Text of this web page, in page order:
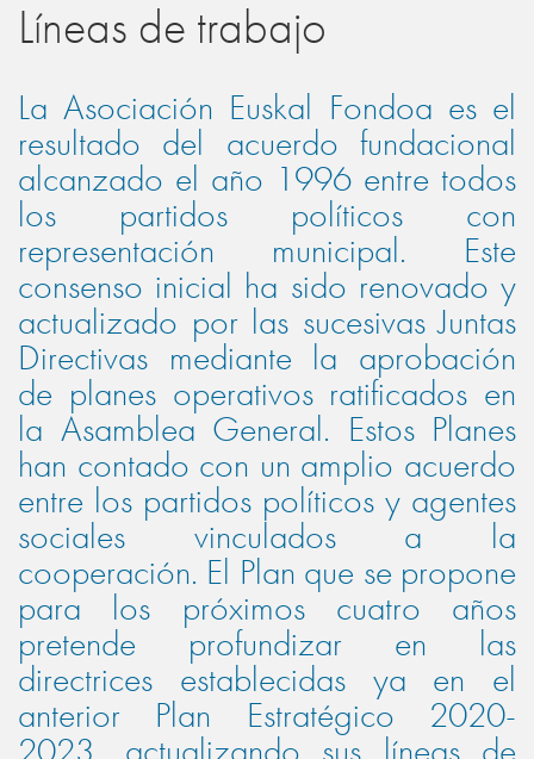
Líneas de trabajo
La Asociación Euskal Fondoa es el
resultado del acuerdo fundacional
alcanzado el año 1996 entre todos
los partidos políticos con
representación municipal. Este
consenso inicial ha sido renovado y
actualizado por las sucesivas Juntas
Directivas mediante la aprobación
de planes operativos ratificados en
la Asamblea General. Estos Planes
han contado con un amplio acuerdo
entre los partidos políticos y agentes
sociales vinculados a la
cooperación. El Plan que se propone
para los próximos cuatro años
pretende profundizar en las
directrices establecidas ya en el
anterior Plan Estratégico 2020-